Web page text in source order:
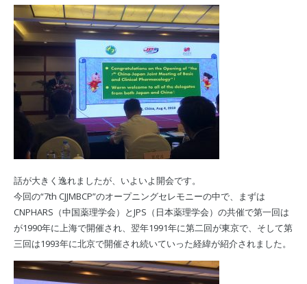
話が大きく逸れましたが、いよいよ開会です。
今回の“7th CJJMBCP”のオープニングセレモニーの中で、まずは
CNPHARS（中国薬理学会）とJPS（日本薬理学会）の共催で第一回は
が1990年に上海で開催され、翌年1991年に第二回が東京で、そして第
三回は1993年に北京で開催され続いていった経緯が紹介されました。